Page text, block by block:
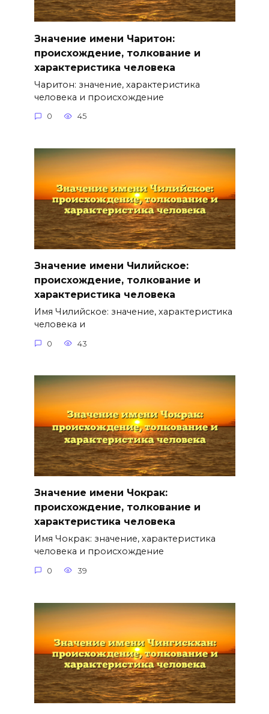
Значение имени Чаритон:
происхождение, толкование и
характеристика человека
Чаритон: значение, характеристика
человека и происхождение
0 45
Значение имени Чилийское:
происхождение, толкование и
характеристика человека
Имя Чилийское: значение, характеристика
человека и
0 43
Значение имени Чокрак:
происхождение, толкование и
характеристика человека
Имя Чокрак: значение, характеристика
человека и происхождение
0 39